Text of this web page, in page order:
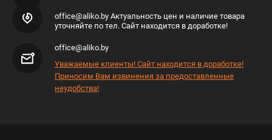
office@aliko.by Актуальность цен и наличие товара
уточняйте по тел. Сайт находится в доработке!
office@aliko.by
Уважаемые клиенты! Сайт находится в доработке!
Приносим Вам извинения за предоставленные
неудобства!